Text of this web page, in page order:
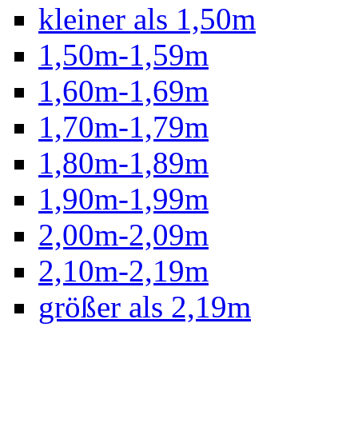
kleiner als 1,50m
1,50m-1,59m
1,60m-1,69m
1,70m-1,79m
1,80m-1,89m
1,90m-1,99m
2,00m-2,09m
2,10m-2,19m
größer als 2,19m